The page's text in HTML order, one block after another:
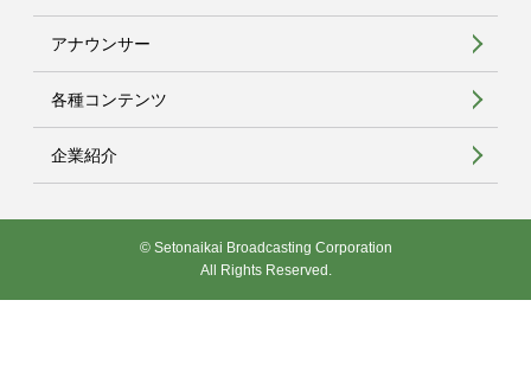
アナウンサー
各種コンテンツ
企業紹介
© Setonaikai Broadcasting Corporation
All Rights Reserved.